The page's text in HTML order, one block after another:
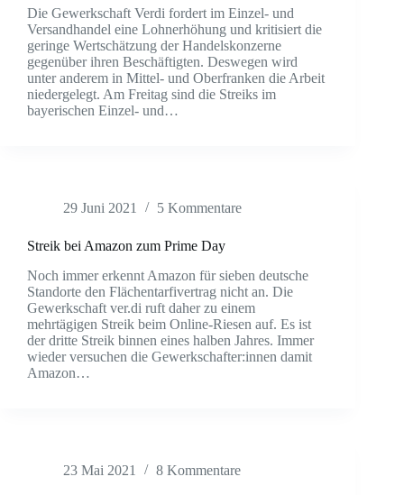
Die Gewerkschaft Verdi fordert im Einzel- und
Versandhandel eine Lohnerhöhung und kritisiert die
geringe Wertschätzung der Handelskonzerne
gegenüber ihren Beschäftigten. Deswegen wird
unter anderem in Mittel- und Oberfranken die Arbeit
niedergelegt. Am Freitag sind die Streiks im
bayerischen Einzel- und…
29 Juni 2021 5 Kommentare
Streik bei Amazon zum Prime Day
Noch immer erkennt Amazon für sieben deutsche
Standorte den Flächentarfivertrag nicht an. Die
Gewerkschaft ver.di ruft daher zu einem
mehrtägigen Streik beim Online-Riesen auf. Es ist
der dritte Streik binnen eines halben Jahres. Immer
wieder versuchen die Gewerkschafter:innen damit
Amazon…
23 Mai 2021 8 Kommentare